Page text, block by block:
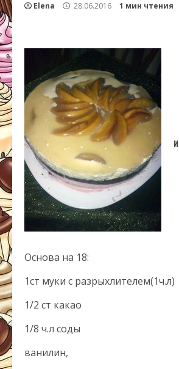
Elena 28.06.2016 1 мин чтения
Основа на 18:
1ст муки с разрыхлителем(1ч.л)
1/2 ст какао
1/8 ч.л соды
ванилин,